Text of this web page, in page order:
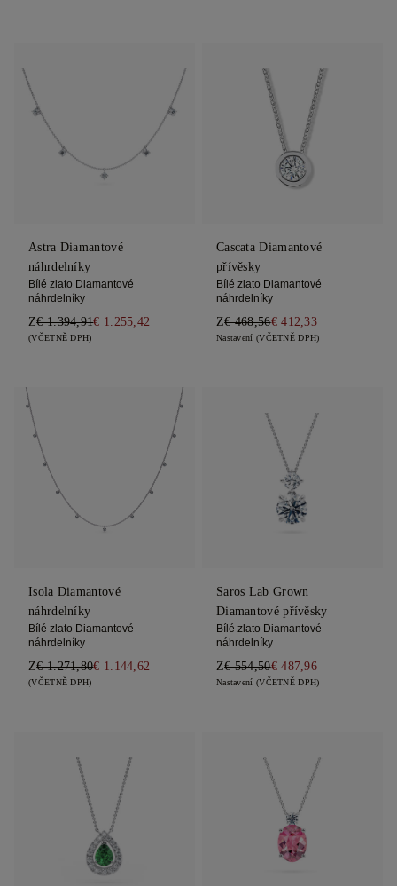
Astra Diamantové
náhrdelníky
Bílé zlato Diamantové
náhrdelníky
Z€ 1.394,91€ 1.255,42
(VČETNĚ DPH)
Cascata Diamantové
přívěsky
Bílé zlato Diamantové
náhrdelníky
Z€ 468,56€ 412,33
Nastavení (VČETNĚ DPH)
Isola Diamantové
náhrdelníky
Bílé zlato Diamantové
náhrdelníky
Z€ 1.271,80€ 1.144,62
(VČETNĚ DPH)
Saros Lab Grown
Diamantové přívěsky
Bílé zlato Diamantové
náhrdelníky
Z€ 554,50€ 487,96
Nastavení (VČETNĚ DPH)